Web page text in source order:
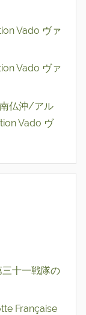
Vado ヴァ
Vado ヴァ
南仏沖/アル
Vado ヴ
十一戦隊の
Française